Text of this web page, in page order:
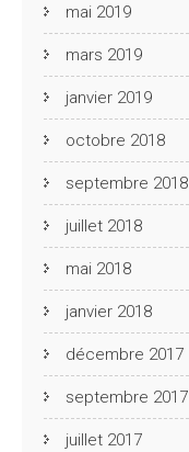
mai 2019
mars 2019
janvier 2019
octobre 2018
septembre 2018
juillet 2018
mai 2018
janvier 2018
décembre 2017
septembre 2017
juillet 2017